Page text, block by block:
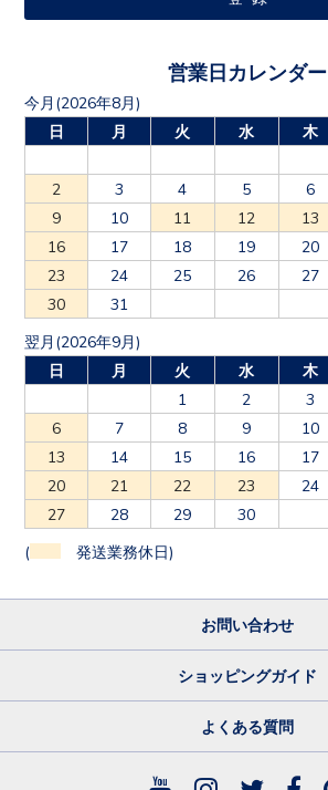
営業日カレンダー
今月(2026年8月)
日
月 火 水 木
2
3 4 5 6
9
10 11 12 13
16
17 18 19 20
23
24 25 26 27
30
31
翌月(2026年9月)
日
月 火 水 木
1
2 3
6
7 8 9 10
13
14 15 16 17
20
21 22 23 24
27
28 29 30
( 発送業務休日)
お問い合わせ
ショッピングガイド
よくある質問